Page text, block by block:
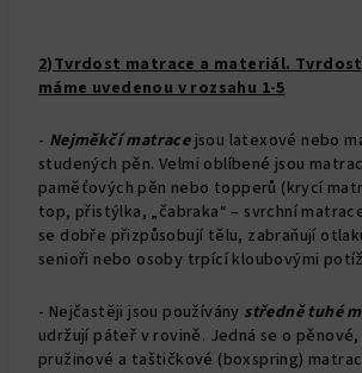
2)Tvrdost matrace a materiál.
máme uvedenou v rozsahu 1-5
- Nejměkčí matracejsou latexové nebo
studených pěn. Velmi oblíbené jsou
paměťových pěn nebo topperů (krycí
top, přistýlka, „čabraka“ – svrchní
se dobře přizpůsobují tělu, zabraňují
senioři nebo osoby trpící kloubovými
- Nejčastěji jsou používány středně tuhé
udržují páteř v rovině. Jedná se o
pružinové a taštičkové (boxspring)